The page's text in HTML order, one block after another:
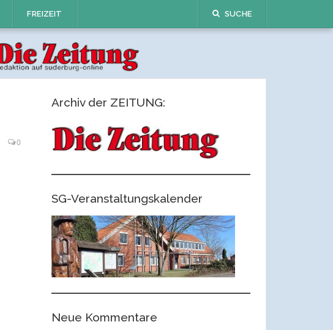
FREIZEIT SUCHE
0
Archiv der ZEITUNG:
SG-Veranstaltungskalender
Neue Kommentare